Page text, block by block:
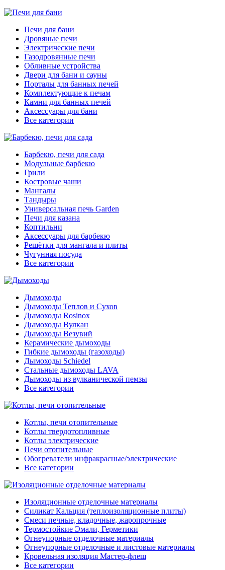
Печи для бани
Дровяные печи
Электрические печи
Газодровянные печи
Обливные устройства
Двери для бани и сауны
Порталы для банных печей
Комплектующие к печам
Камни для банных печей
Аксессуары для бани
Все категории
Барбекю, печи для сада
Модульные барбекю
Грили
Костровые чаши
Мангалы
Тандыры
Универсальная печь Garden
Печи для казана
Коптильни
Аксессуары для барбекю
Решётки для мангала и плиты
Чугунная посуда
Все категории
Дымоходы
Дымоходы Теплов и Сухов
Дымоходы Rosinox
Дымоходы Вулкан
Дымоходы Везувий
Керамические дымоходы
Гибкие дымоходы (газоходы)
Дымоходы Schiedel
Стальные дымоходы LAVA
Дымоходы из вулканической пемзы
Все категории
Котлы, печи отопительные
Котлы твердотопливные
Котлы электрические
Печи отопительные
Обогреватели инфракрасные/электрические
Все категории
Изоляционные отделочные материалы
Силикат Кальция (теплоизоляционные плиты)
Смеси печные, кладочные, жаропрочные
Термостойкие Эмали, Герметики
Огнеупорные отделочные материалы
Огнеупорные отделочные и листовые материалы
Кровельная изоляция Мастер-флеш
Все категории